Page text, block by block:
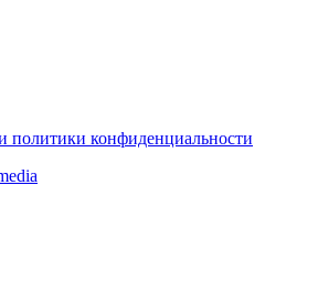
политики конфиденциальности